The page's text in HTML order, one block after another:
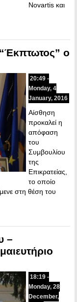
Novartis και
ο
20:49 -
Monday, 4
January, 2016
Αίσθηση
προκαλεί η
απόφαση
του
Συμβουλίου
της
Επικρατείας,
το οποίο
στη θέση του
–
18:19 -
Monday, 28
December,